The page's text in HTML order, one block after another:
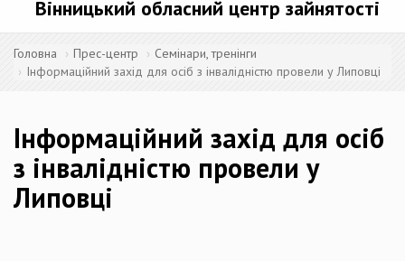
Вінницький обласний центр зайнятості
Головна Прес-центр
Семінари, тренінги
Інформаційний захід для осіб з інвалідністю провели у Липовці
Інформаційний захід для осіб
з інвалідністю провели у
Липовці